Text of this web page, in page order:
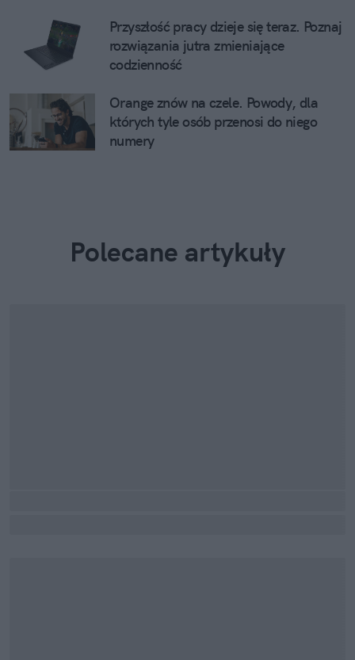
Przyszłość pracy dzieje się teraz. Poznaj
rozwiązania jutra zmieniające
codzienność
Orange znów na czele. Powody, dla
których tyle osób przenosi do niego
numery
Polecane artykuły